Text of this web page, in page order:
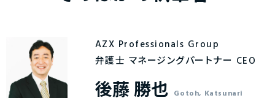
AZX Professionals Group
弁護士 マネージングパートナー CEO
後藤 勝也 Gotoh, Katsunari